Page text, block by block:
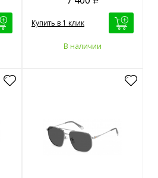
Купить в 1 клик
В наличии